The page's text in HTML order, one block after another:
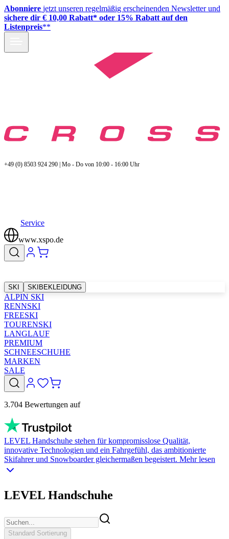
Abonniere jetzt unseren regelmäßig erscheinenden Newsletter und
sichere dir € 10,00 Rabatt* oder 15% Rabatt auf den
Listenpreis**
+49 (0) 8503 924 290 | Mo - Do von 10:00 - 16:00 Uhr
Service
www.xspo.de
SKI SKIBEKLEIDUNG
ALPIN SKI
RENNSKI
FREESKI
TOURENSKI
LANGLAUF
PREMIUM
SCHNEESCHUHE
MARKEN
SALE
3.704 Bewertungen auf
LEVEL Handschuhe stehen für kompromisslose Qualität,
innovative Technologien und ein Fahrgefühl, das ambitionierte
Skifahrer und Snowboarder gleichermaßen begeistert. Mehr lesen
LEVEL Handschuhe
Standard Sortierung